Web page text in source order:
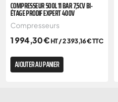
COMPRESSEUR 500L 11 BAR 7,5CV BI-
ÉTAGE PRODIF EXPERT 400V
Compresseurs
1 994,30€HT /2 393,16€TTC
AJOUTER AU PANIER